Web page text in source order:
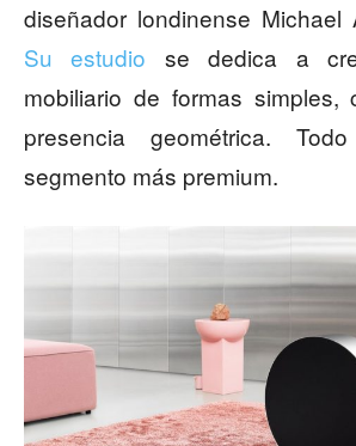
diseñador londinense Michael
Su estudio se dedica a
mobiliario de formas simples,
presencia geométrica.
segmento más premium.